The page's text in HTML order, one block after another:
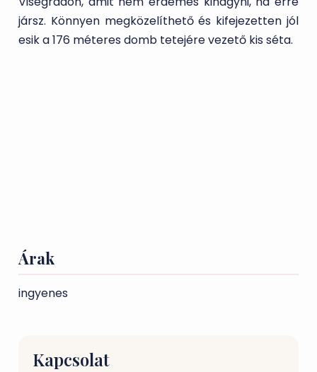
jársz. Könnyen megközelíthető és kifejezetten jól
esik a 176 méteres domb tetejére vezető kis séta.
Árak
ingyenes
Kapcsolat